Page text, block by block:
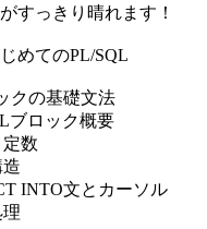
すっきり晴れます！
めてのPL/SQL
クの基礎文法
ブロック概要
数
INTO文とカーソル